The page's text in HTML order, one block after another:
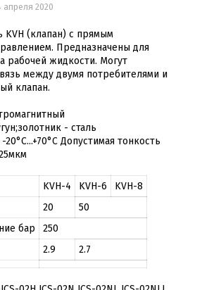
апреля 2020
KVH (клапан) с прямым
Предназначены для
рабочей жидкости. Могут
между двумя потребителями и
клапан.
- сталь
Допустимая тонкость
KVH-4 KVH-6
KVH-8
20
50
бар
250
2.9 2.7